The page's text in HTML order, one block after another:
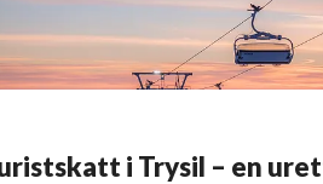
i Trysil – en